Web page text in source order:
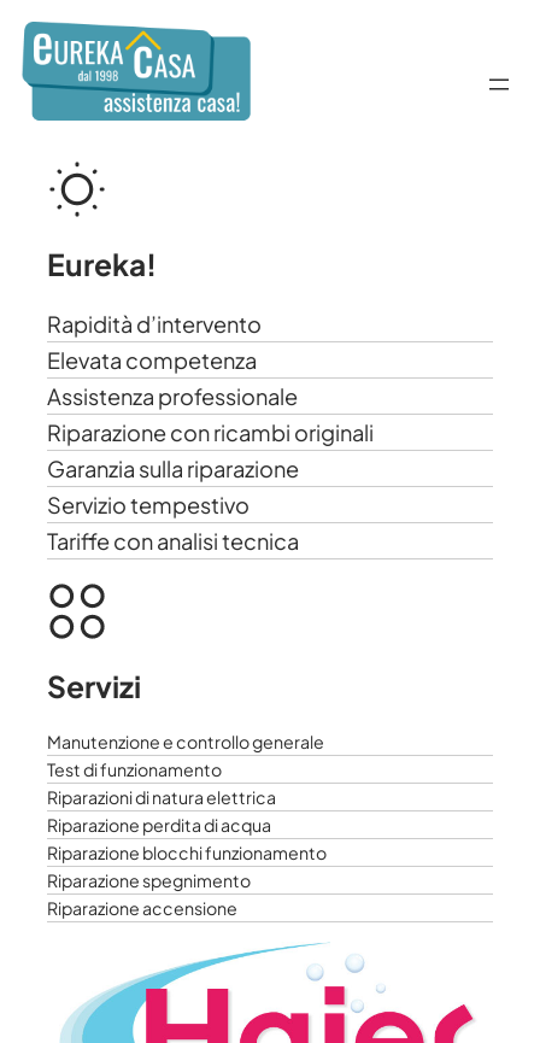
Vai
al
contenuto
Eureka!
Rapidità d’intervento
Elevata competenza
Assistenza professionale
Riparazione con ricambi originali
Garanzia sulla riparazione
Servizio tempestivo
Tariffe con analisi tecnica
Servizi
Manutenzione e controllo generale
Test di funzionamento
Riparazioni di natura elettrica
Riparazione perdita di acqua
Riparazione blocchi funzionamento
Riparazione spegnimento
Riparazione accensione